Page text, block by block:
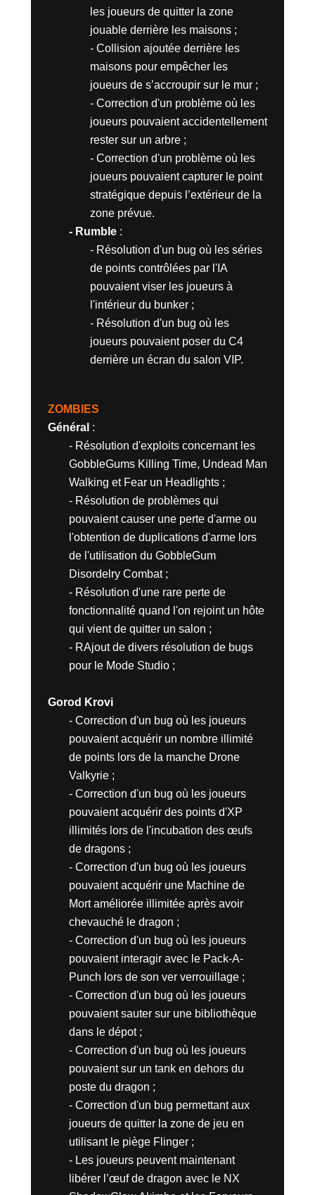
les joueurs de quitter la zone
jouable derrière les maisons ;
- Collision ajoutée derrière les
maisons pour empêcher les
joueurs de s’accroupir sur le mur ;
- Correction d'un problème où les
joueurs pouvaient accidentellement
rester sur un arbre ;
- Correction d'un problème où les
joueurs pouvaient capturer le point
stratégique depuis l’extérieur de la
zone prévue.
- Rumble :
- Résolution d'un bug où les séries
de points contrôlées par l'IA
pouvaient viser les joueurs à
l'intérieur du bunker ;
- Résolution d'un bug où les
joueurs pouvaient poser du C4
derrière un écran du salon VIP.
ZOMBIES
Général :
- Résolution d'exploits concernant les
GobbleGums Killing Time, Undead Man
Walking et Fear un Headlights ;
- Résolution de problèmes qui
pouvaient causer une perte d'arme ou
l'obtention de duplications d'arme lors
de l'utilisation du GobbleGum
Disordelry Combat ;
- Résolution d'une rare perte de
fonctionnalité quand l'on rejoint un hôte
qui vient de quitter un salon ;
- RAjout de divers résolution de bugs
pour le Mode Studio ;
Gorod Krovi
- Correction d'un bug où les joueurs
pouvaient acquérir un nombre illimité
de points lors de la manche Drone
Valkyrie ;
- Correction d'un bug où les joueurs
pouvaient acquérir des points d'XP
illimités lors de l'incubation des œufs
de dragons ;
- Correction d'un bug où les joueurs
pouvaient acquérir une Machine de
Mort améliorée illimitée après avoir
chevauché le dragon ;
- Correction d'un bug où les joueurs
pouvaient interagir avec le Pack-A-
Punch lors de son ver verrouillage ;
- Correction d'un bug où les joueurs
pouvaient sauter sur une bibliothèque
dans le dépot ;
- Correction d'un bug où les joueurs
pouvaient sur un tank en dehors du
poste du dragon ;
- Correction d'un bug permettant aux
joueurs de quitter la zone de jeu en
utilisant le piège Flinger ;
- Les joueurs peuvent maintenant
libérer l’œuf de dragon avec le NX